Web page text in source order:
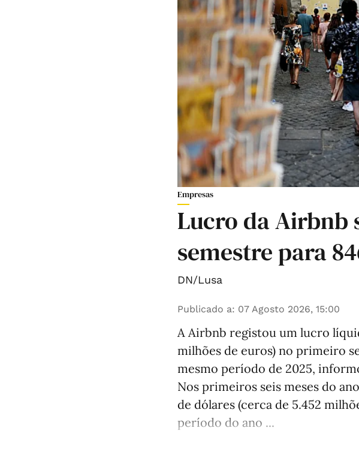
Empresas
Lucro da Airbnb
semestre para
DN/Lusa
Publicado a: 07 Agosto 2026, 15:00
A Airbnb registou um lucro
milhões de euros) no primeiro
mesmo período de 2025,
Nos primeiros seis meses do
de dólares (cerca de 5.452
período do ano ...